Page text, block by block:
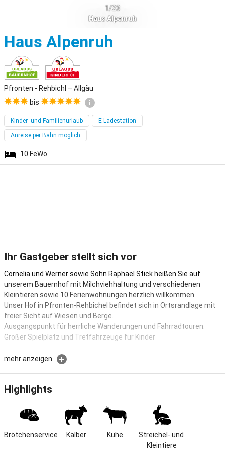
1/23
Haus Alpenruh
Haus Alpenruh
Pfronten - Rehbichl – Allgäu
bis
Kinder- und Familienurlaub E-Ladestation
Anreise per Bahn möglich
10 FeWo
Ihr Gastgeber stellt sich vor
Cornelia und Werner sowie Sohn Raphael Stick heißen Sie auf
unserem Bauernhof mit Milchviehhaltung und verschiedenen
Kleintieren sowie 10 Ferienwohnungen herzlich willkommen.
Unser Hof in Pfronten-Rehbichel befindet sich in Ortsrandlage mit
freier Sicht auf Wiesen und Berge.
Ausgangspunkt für herrliche Wanderungen und Fahrradtouren.
Großer Spielplatz und Tretfahrzeuge für Kinder
Das Allgaeu erleben... Tolle Wohnungen in traumhafte Lage
Das Allgäu erleben und genießen. Unser Bauernhof mit
Milchviehhaltung und verschiedenen Kleintieren befindet sich in
ruhiger, sonniger Ortsrandlage mit traumhaftem Blick auf die
Alpen.Wir bieten Ihnen und Ihrer Familie viel Platz drinnen (in den
Wohnungen) sowie draußen.
Herzlich willkommen auf unseren Seiten.
mehr anzeigen
Highlights
Brötchenservice Kälber Kühe
Streichel- und
Kleintiere